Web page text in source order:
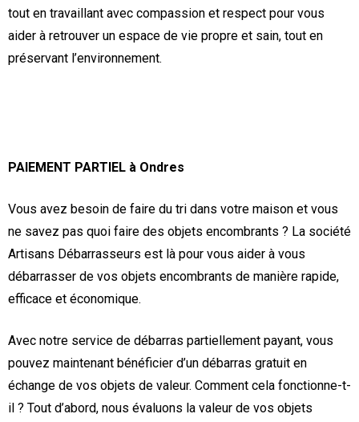
tout en travaillant avec compassion et respect pour vous
aider à retrouver un espace de vie propre et sain, tout en
préservant l’environnement.
PAIEMENT PARTIEL à Ondres
Vous avez besoin de faire du tri dans votre maison et vous
ne savez pas quoi faire des objets encombrants ? La société
Artisans Débarrasseurs est là pour vous aider à vous
débarrasser de vos objets encombrants de manière rapide,
efficace et économique.
Avec notre service de débarras partiellement payant, vous
pouvez maintenant bénéficier d’un débarras gratuit en
échange de vos objets de valeur. Comment cela fonctionne-t-
il ? Tout d’abord, nous évaluons la valeur de vos objets